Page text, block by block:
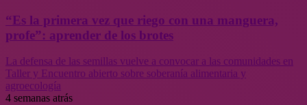
“Es la primera vez que riego con una manguera,
profe”: aprender de los brotes
La defensa de las semillas vuelve a convocar a las comunidades en
Taller y Encuentro abierto sobre soberanía alimentaria y
agroecología
4 semanas atrás